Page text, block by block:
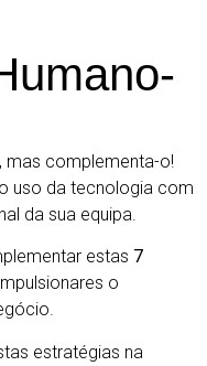
mas complementa-o!
uso da tecnologia com
da sua equipa.
estas 7
o
estratégias na